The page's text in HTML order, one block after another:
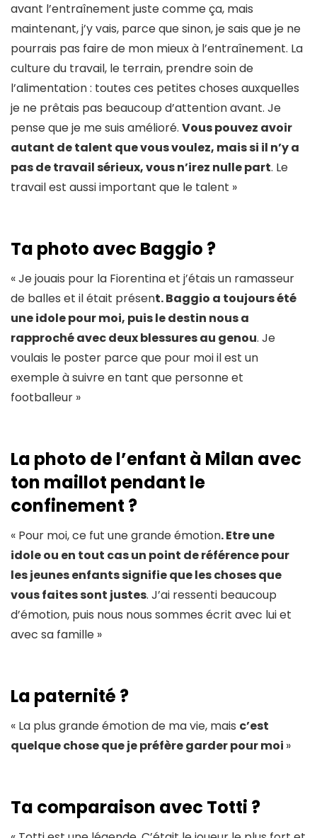
avant l’entraînement juste comme ça, mais
maintenant, j’y vais, parce que sinon, je sais que je ne
pourrais pas faire de mon mieux à l’entraînement. La
culture du travail, le terrain, prendre soin de
l’alimentation : toutes ces petites choses auxquelles
je ne prêtais pas beaucoup d’attention avant. Je
pense que je me suis amélioré. Vous pouvez avoir
autant de talent que vous voulez, mais si il n’y a
pas de travail sérieux, vous n’irez nulle part. Le
travail est aussi important que le talent »
Ta photo avec Baggio ?
« Je jouais pour la Fiorentina et j’étais un ramasseur
de balles et il était présent. Baggio a toujours été
une idole pour moi, puis le destin nous a
rapproché avec deux blessures au genou. Je
voulais le poster parce que pour moi il est un
exemple à suivre en tant que personne et
footballeur »
La photo de l’enfant à Milan avec
ton maillot pendant le
confinement ?
« Pour moi, ce fut une grande émotion. Etre une
idole ou en tout cas un point de référence pour
les jeunes enfants signifie que les choses que
vous faites sont justes. J’ai ressenti beaucoup
d’émotion, puis nous nous sommes écrit avec lui et
avec sa famille »
La paternité ?
« La plus grande émotion de ma vie, mais c’est
quelque chose que je préfère garder pour moi »
Ta comparaison avec Totti ?